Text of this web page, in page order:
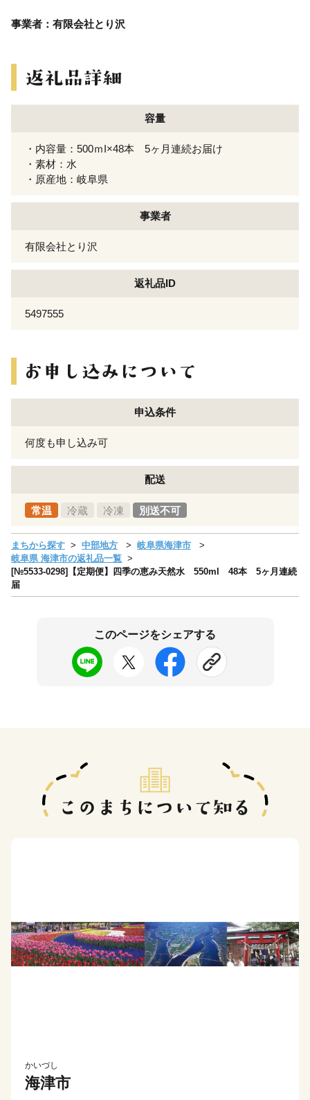
事業者：有限会社とり沢
容量
・内容量：500ｍI×48本 5ヶ月連続お届け
・素材：水
・原産地：岐阜県
事業者
有限会社とり沢
返礼品ID
5497555
申込条件
何度も申し込み可
配送
常温 冷蔵 冷凍 別送不可
まちから探す 中部地方
岐阜県海津市
岐阜県 海津市の返礼品一覧
[№5533-0298]【定期便】四季の恵み天然水 550ml 48本 5ヶ月連続
届
このページをシェアする
かいづし
海津市